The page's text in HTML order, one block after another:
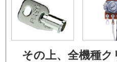
その上、全機種